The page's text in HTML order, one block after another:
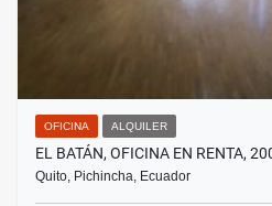
OFICINA ALQUILER
EL BATÁN, OFICINA EN RENTA,
Quito, Pichincha, Ecuador